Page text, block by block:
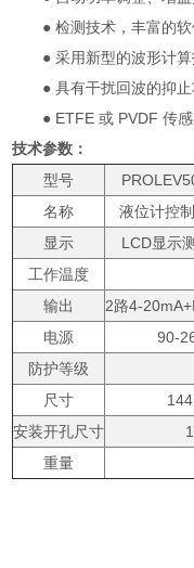
● 检测技术，丰富的
● 采用新型的波形计
● 具有干扰回波的抑
● ETFE 或 PVDF 传感
技术参数：
型号
名称
液位计控
显示
LCD显示
工作温度
输出
2路4-
电源
90-
防护等级
尺寸
安装开孔尺寸
重量